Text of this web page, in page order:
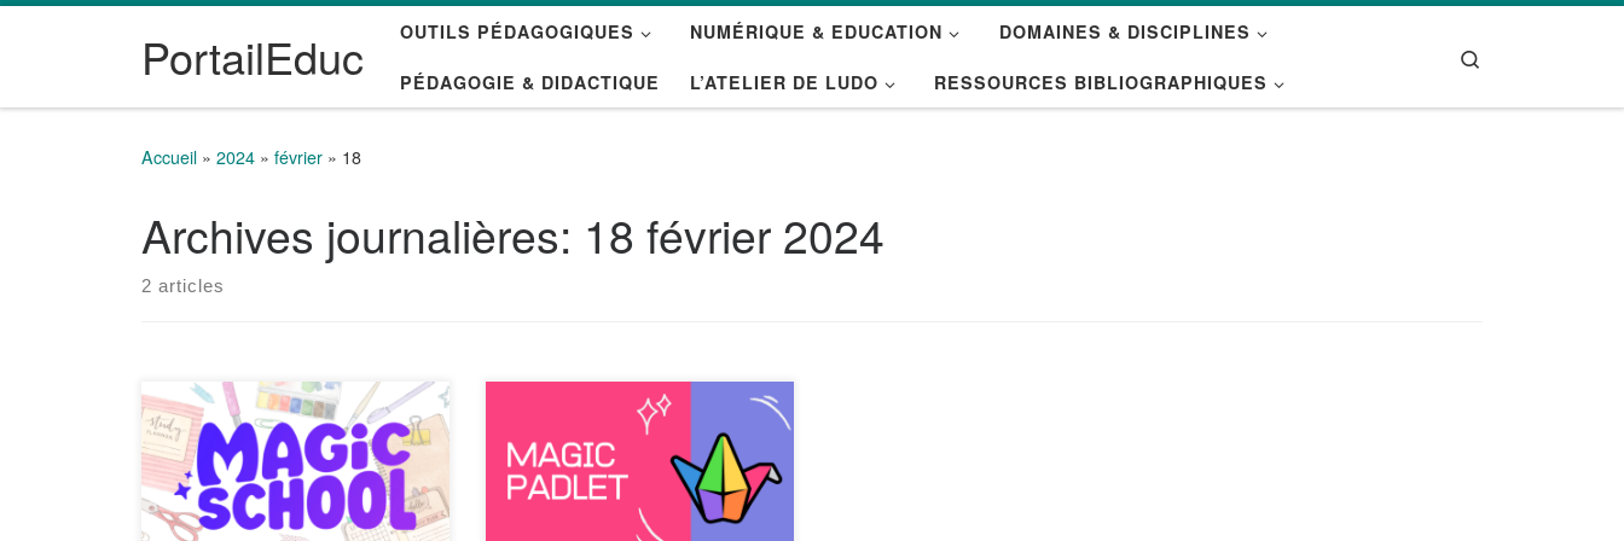
PortailEduc OUTILS PÉDAGOGIQUES NUMÉRIQUE & EDUCATION DOMAINES & DISCIPLINES
PÉDAGOGIE & DIDACTIQUE L’ATELIER DE LUDO RESSOURCES BIBLIOGRAPHIQUES
Accueil » 2024 » février » 18
Archives journalières: 18 février 2024
2 articles
MagicSchool.ai est une plateforme
qui propose aux enseignants un
ensemble d’outils basés sur l’IA.
Ces outils permettent de créer du
contenu original, de générer des
Padlet est un outil bien connu qui
permet de créer des tableaux
virtuels pour organiser des idées,
des projets, des leçons et bien
plus. Vous pouvez y ajouter du